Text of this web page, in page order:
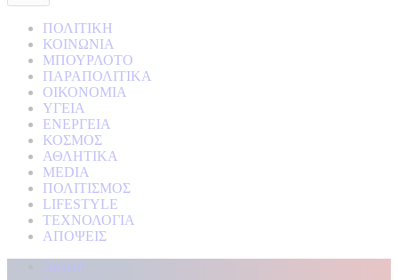
ΠΟΛΙΤΙΚΗ
ΚΟΙΝΩΝΙΑ
ΜΠΟΥΡΛΟΤΟ
ΠΑΡΑΠΟΛΙΤΙΚΑ
ΟΙΚΟΝΟΜΙΑ
ΥΓΕΙΑ
ΕΝΕΡΓΕΙΑ
ΚΟΣΜΟΣ
ΑΘΛΗΤΙΚΑ
MEDIA
ΠΟΛΙΤΙΣΜΟΣ
LIFESTYLE
ΤΕΧΝΟΛΟΓΙΑ
ΑΠΟΨΕΙΣ
Αρχική